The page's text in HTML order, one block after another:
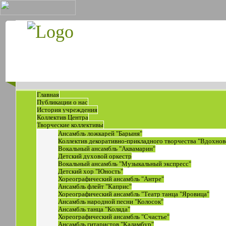
Главная
Публикации о нас
История учреждения
Коллектив Центра
Творческие коллективы
Ансамбль ложкарей "Барыня"
Коллектив декоративно-прикладного творчества
Вокальный ансамбль "Аквамарин"
Детский духовой оркестр
Вокальный ансамбль "Музыкальный экспресс"
Детский хор "Юность"
Хореографический ансамбль "Антре"
Ансамбль флейт "Каприс"
Хореографический ансамбль "Театр танца "Яровица"
Ансамбль народной песни "Колосок"
Ансамбль танца "Коляда"
Хореографический ансамбль "Счастье"
Ансамбль гитаристов "Каламбур"